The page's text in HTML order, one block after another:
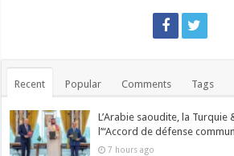
Recent Popular Comments Tags
L’Arabie saoudite, la Turquie
l’“Accord de défense
7 hours ago